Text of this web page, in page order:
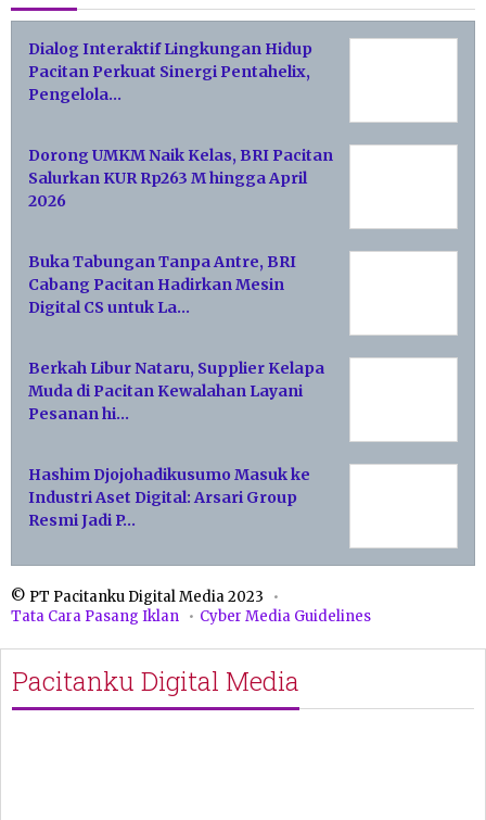
Dialog Interaktif Lingkungan Hidup
Pacitan Perkuat Sinergi Pentahelix,
Pengelola…
Dorong UMKM Naik Kelas, BRI Pacitan
Salurkan KUR Rp263 M hingga April
2026
Buka Tabungan Tanpa Antre, BRI
Cabang Pacitan Hadirkan Mesin
Digital CS untuk La…
Berkah Libur Nataru, Supplier Kelapa
Muda di Pacitan Kewalahan Layani
Pesanan hi…
Hashim Djojohadikusumo Masuk ke
Industri Aset Digital: Arsari Group
Resmi Jadi P…
© PT Pacitanku Digital Media 2023
Tata Cara Pasang Iklan
Cyber Media Guidelines
Pacitanku Digital Media